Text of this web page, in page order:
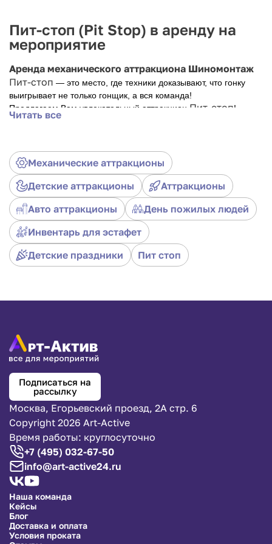
Пит-стоп (Pit Stop) в аренду на
мероприятие
Аренда механического аттракциона Шиномонтаж
Пит-стоп — это место, где техники доказывают, что гонку
выигрывает не только гонщик, а вся команда!
Предлагаем Вам увлекательный аттракцион Пит-стоп!
Замечательное развлечение как для обычного праздника, так
Читать все
Механические аттракционы
Детские аттракционы
Аттракционы
Авто аттракционы
День пожилых людей
Инвентарь для эстафет
Детские праздники
Пит стоп
Подписаться на
рассылку
Москва, Егорьевский проезд, 2А стр. 6
Copyright 2026 Art-Active
Время работы: круглосуточно
+7 (495) 032-67-50
info@art-active24.ru
Наша команда
Кейсы
Блог
Доставка и оплата
Условия проката